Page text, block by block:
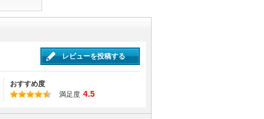
レビューを投稿する
おすすめ度
満足度 4.5